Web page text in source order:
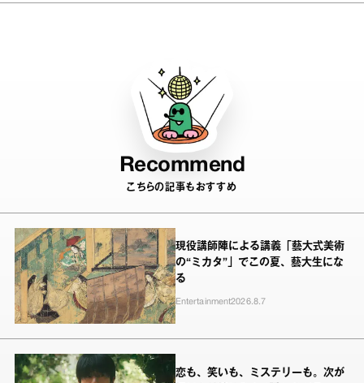
Recommend
こちらの記事もおすすめ
現役講師陣による講義「藝大式美術
の“ミカタ”」でこの夏、藝大生にな
る
Entertainment2026.8.7
恋も、笑いも、ミステリーも。次が